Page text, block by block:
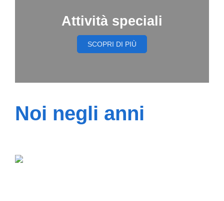
Attività speciali
SCOPRI DI PIÙ
Noi negli anni